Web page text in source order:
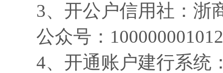
3、开公户信用社：浙
公众号：
4、开通账户建行系统